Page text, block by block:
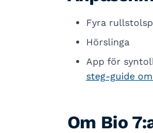
Fyra
Hörslinga
App för
steg-guide
Om Bio